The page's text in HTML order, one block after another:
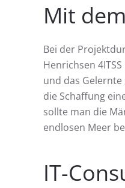
Mit
Bei der
Henrichsen
und das
die Schaffung
sollte man die
endlosen Meer
IT-